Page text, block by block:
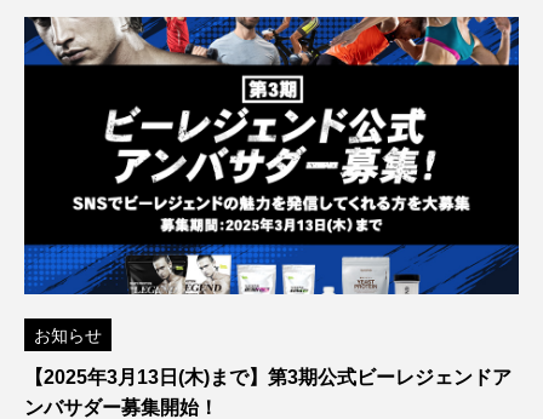
お知らせ
【2025年3月13日(木)まで】第3期公式ビーレジェンドア
ンバサダー募集開始！